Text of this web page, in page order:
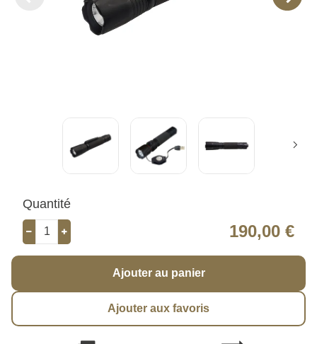
Quantité
190,00 €
Ajouter au panier
Ajouter aux favoris